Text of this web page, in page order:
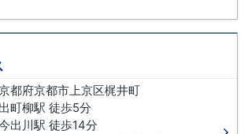
都府京都市上京区梶井町
出町柳駅 徒歩5分
出川駅 徒歩14分